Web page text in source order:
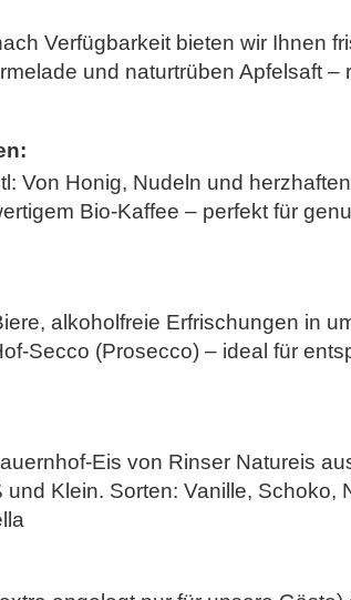
Verfügbarkeit bieten wir Ihnen
und naturtrüben Apfelsaft –
Von Honig, Nudeln und
Bio-Kaffee – perfekt für
alkoholfreie Erfrischungen in
Secco (Prosecco) – ideal für
Eis von Rinser Natureis
Klein. Sorten: Vanille, Schoko,